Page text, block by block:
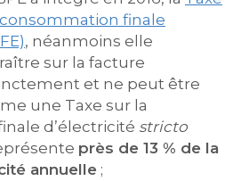
finale
, néanmoins elle
sur la facture
et ne peut être
une Taxe sur la
d’électricité stricto
près de 13 % de la
annuelle ;